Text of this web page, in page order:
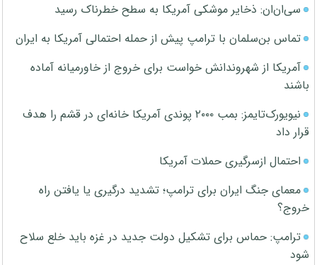
سی‌ان‌ان: ذخایر موشکی آمریکا به سطح خطرناک رسید
تماس بن‌سلمان با ترامپ پیش از حمله احتمالی آمریکا به ایران
آمریکا از شهروندانش خواست برای خروج از خاورمیانه آماده
باشند
نیویورک‌تایمز: بمب ۲۰۰۰ پوندی آمریکا خانه‌ای در قشم را هدف
قرار داد
احتمال ازسرگیری حملات آمریکا
معمای جنگ ایران برای ترامپ؛ تشدید درگیری یا یافتن راه
خروج؟
ترامپ: حماس برای تشکیل دولت جدید در غزه باید خلع سلاح
شود